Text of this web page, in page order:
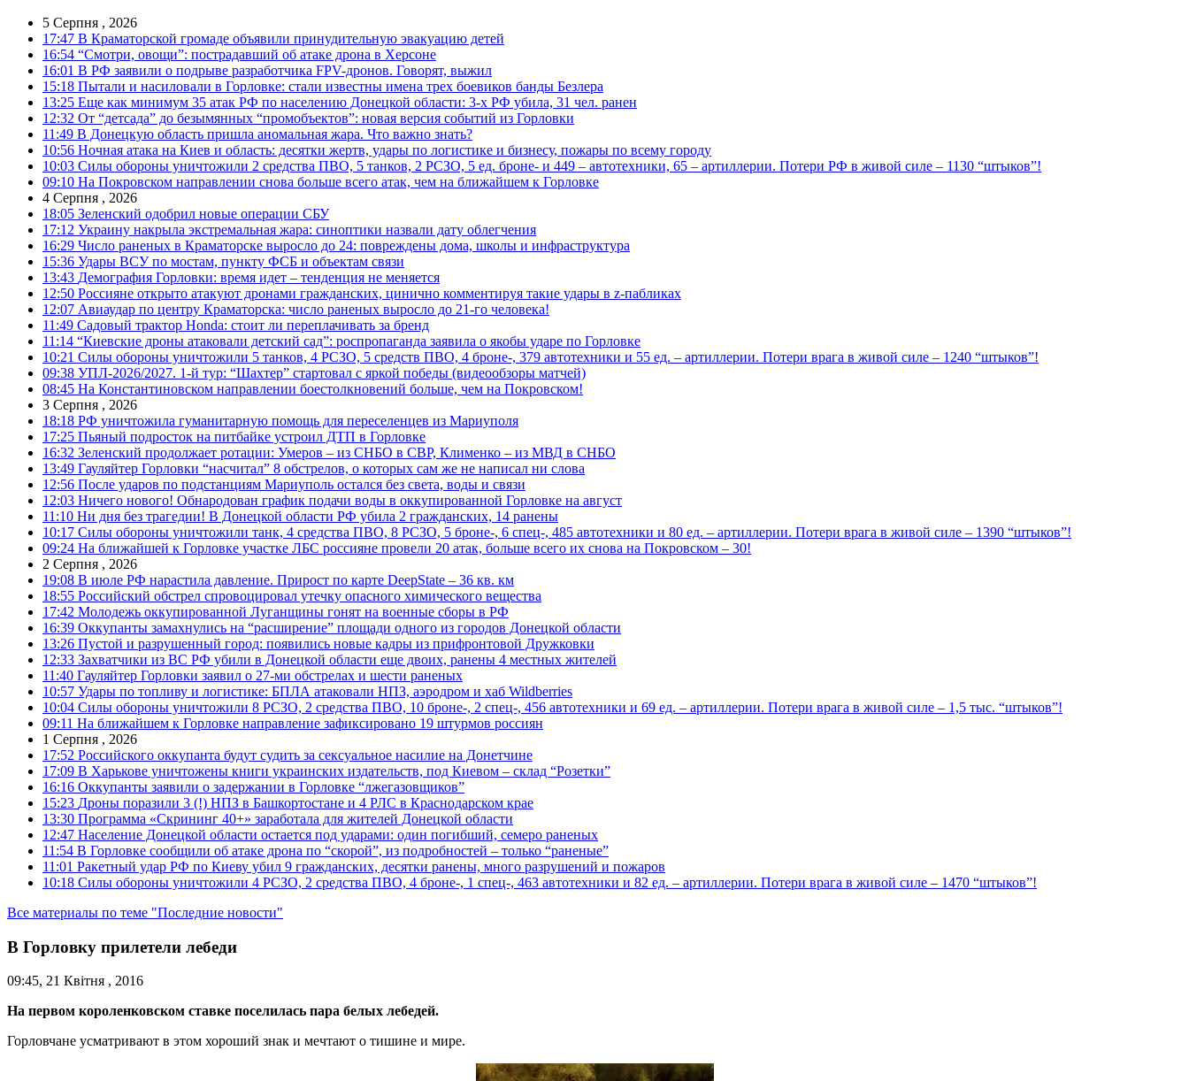
5 Серпня , 2026
17:47 В Краматорской громаде объявили принудительную эвакуацию детей
16:54 “Смотри, овощи”: пострадавший об атаке дрона в Херсоне
16:01 В РФ заявили о подрыве разработчика FPV-дронов. Говорят, выжил
15:18 Пытали и насиловали в Горловке: стали известны имена трех боевиков банды Безлера
13:25 Еще как минимум 35 атак РФ по населению Донецкой области: 3-х РФ убила, 31 чел. ранен
12:32 От “детсада” до безымянных “промобъектов”: новая версия событий из Горловки
11:49 В Донецкую область пришла аномальная жара. Что важно знать?
10:56 Ночная атака на Киев и область: десятки жертв, удары по логистике и бизнесу, пожары по всему городу
10:03 Силы обороны уничтожили 2 средства ПВО, 5 танков, 2 РСЗО, 5 ед. броне- и 449 – автотехники, 65 – артиллерии. Потери РФ в живой силе – 1130 “штыков”!
09:10 На Покровском направлении снова больше всего атак, чем на ближайшем к Горловке
4 Серпня , 2026
18:05 Зеленский одобрил новые операции СБУ
17:12 Украину накрыла экстремальная жара: синоптики назвали дату облегчения
16:29 Число раненых в Краматорске выросло до 24: повреждены дома, школы и инфраструктура
15:36 Удары ВСУ по мостам, пункту ФСБ и объектам связи
13:43 Демография Горловки: время идет – тенденция не меняется
12:50 Россияне открыто атакуют дронами гражданских, цинично комментируя такие удары в z-пабликах
12:07 Авиаудар по центру Краматорска: число раненых выросло до 21-го человека!
11:49 Садовый трактор Honda: стоит ли переплачивать за бренд
11:14 “Киевские дроны атаковали детский сад”: роспропаганда заявила о якобы ударе по Горловке
10:21 Силы обороны уничтожили 5 танков, 4 РСЗО, 5 средств ПВО, 4 броне-, 379 автотехники и 55 ед. – артиллерии. Потери врага в живой силе – 1240 “штыков”!
09:38 УПЛ-2026/2027. 1-й тур: “Шахтер” стартовал с яркой победы (видеообзоры матчей)
08:45 На Константиновском направлении боестолкновений больше, чем на Покровском!
3 Серпня , 2026
18:18 РФ уничтожила гуманитарную помощь для переселенцев из Мариуполя
17:25 Пьяный подросток на питбайке устроил ДТП в Горловке
16:32 Зеленский продолжает ротации: Умеров – из СНБО в СВР, Клименко – из МВД в СНБО
13:49 Гауляйтер Горловки “насчитал” 8 обстрелов, о которых сам же не написал ни слова
12:56 После ударов по подстанциям Мариуполь остался без света, воды и связи
12:03 Ничего нового! Обнародован график подачи воды в оккупированной Горловке на август
11:10 Ни дня без трагедии! В Донецкой области РФ убила 2 гражданских, 14 ранены
10:17 Силы обороны уничтожили танк, 4 средства ПВО, 8 РСЗО, 5 броне-, 6 спец-, 485 автотехники и 80 ед. – артиллерии. Потери врага в живой силе – 1390 “штыков”!
09:24 На ближайшей к Горловке участке ЛБС россияне провели 20 атак, больше всего их снова на Покровском – 30!
2 Серпня , 2026
19:08 В июле РФ нарастила давление. Прирост по карте DeepState – 36 кв. км
18:55 Российский обстрел спровоцировал утечку опасного химического вещества
17:42 Молодежь оккупированной Луганщины гонят на военные сборы в РФ
16:39 Оккупанты замахнулись на “расширение” площади одного из городов Донецкой области
13:26 Пустой и разрушенный город: появились новые кадры из прифронтовой Дружковки
12:33 Захватчики из ВС РФ убили в Донецкой области еще двоих, ранены 4 местных жителей
11:40 Гауляйтер Горловки заявил о 27-ми обстрелах и шести раненых
10:57 Удары по топливу и логистике: БПЛА атаковали НПЗ, аэродром и хаб Wildberries
10:04 Силы обороны уничтожили 8 РСЗО, 2 средства ПВО, 10 броне-, 2 спец-, 456 автотехники и 69 ед. – артиллерии. Потери врага в живой силе – 1,5 тыс. “штыков”!
09:11 На ближайшем к Горловке направление зафиксировано 19 штурмов россиян
1 Серпня , 2026
17:52 Российского оккупанта будут судить за сексуальное насилие на Донетчине
17:09 В Харькове уничтожены книги украинских издательств, под Киевом – склад “Розетки”
16:16 Оккупанты заявили о задержании в Горловке “лжегазовщиков”
15:23 Дроны поразили 3 (!) НПЗ в Башкортостане и 4 РЛС в Краснодарском крае
13:30 Программа «Скрининг 40+» заработала для жителей Донецкой области
12:47 Население Донецкой области остается под ударами: один погибший, семеро раненых
11:54 В Горловке сообщили об атаке дрона по “скорой”, из подробностей – только “раненые”
11:01 Ракетный удар РФ по Киеву убил 9 гражданских, десятки ранены, много разрушений и пожаров
10:18 Силы обороны уничтожили 4 РСЗО, 2 средства ПВО, 4 броне-, 1 спец-, 463 автотехники и 82 ед. – артиллерии. Потери врага в живой силе – 1470 “штыков”!
Все материалы по теме "Последние новости"
В Горловку прилетели лебеди
09:45, 21 Квітня , 2016
На первом короленковском ставке поселилась пара белых лебедей.
Горловчане усматривают в этом хороший знак и мечтают о тишине и мире.